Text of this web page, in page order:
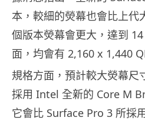
本，較細的熒幕也會比上代
個版本熒幕會更大，達到
面，均會有 2,160 x 1,440
規格方面，預計較大熒幕尺
採用 Intel 全新的 Core M
它會比 Surface Pro 3 所採